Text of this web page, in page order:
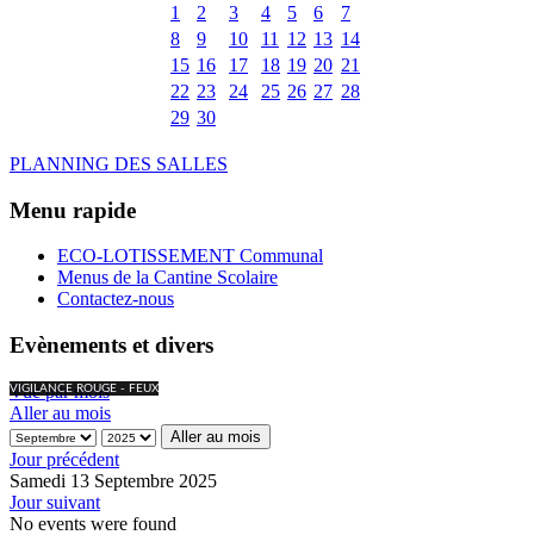
1
2 3 4 5 6
7
8
9 10 11 12 13 14
15 16 17 18 19 20 21
22 23 24 25 26 27 28
29 30
PLANNING DES SALLES
Menu rapide
ECO-LOTISSEMENT Communal
Menus de la Cantine Scolaire
Contactez-nous
Evènements et divers
VIGILANCE ROUGE - FEUX
Vue par mois
Aller au mois
Aller au mois
Jour précédent
Samedi 13 Septembre 2025
Jour suivant
No events were found